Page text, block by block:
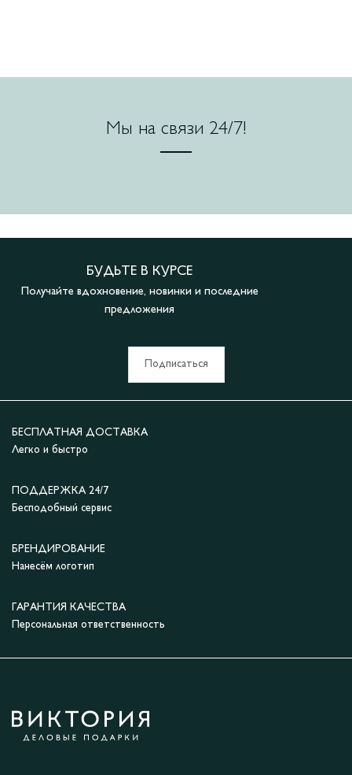
Мы на связи 24/7!
БУДЬТЕ В КУРСЕ
Получайте вдохновение, новинки и последние
предложения
Подписаться
БЕСПЛАТНАЯ ДОСТАВКА
Легко и быстро
ПОДДЕРЖКА 24/7
Бесподобный сервис
БРЕНДИРОВАНИЕ
Нанесём логотип
ГАРАНТИЯ КАЧЕСТВА
Персональная ответственность